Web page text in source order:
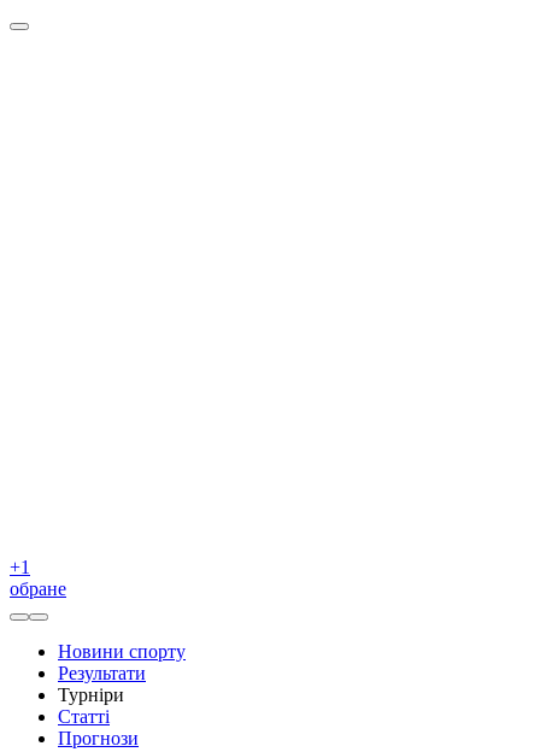
+1
обране
Новини спорту
Результати
Турніри
Статті
Прогнози